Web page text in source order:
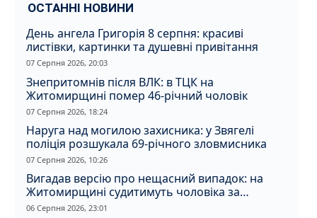
ОСТАННІ НОВИНИ
День ангела Григорія 8 серпня: красиві
листівки, картинки та душевні привітання
07 Серпня 2026, 20:03
Знепритомнів після ВЛК: в ТЦК на
Житомирщині помер 46-річний чоловік
07 Серпня 2026, 18:24
Наруга над могилою захисника: у Звягелі
поліція розшукала 69-річного зловмисника
07 Серпня 2026, 10:26
Вигадав версію про нещасний випадок: на
Житомирщині судитимуть чоловіка за
вбивство співмешканки
06 Серпня 2026, 23:01